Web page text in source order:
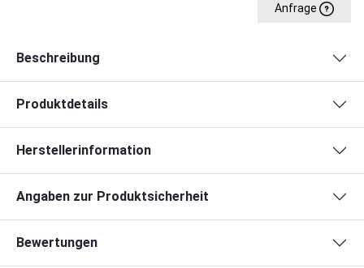
Anfrage
Beschreibung
Produktdetails
Herstellerinformation
Angaben zur Produktsicherheit
Bewertungen